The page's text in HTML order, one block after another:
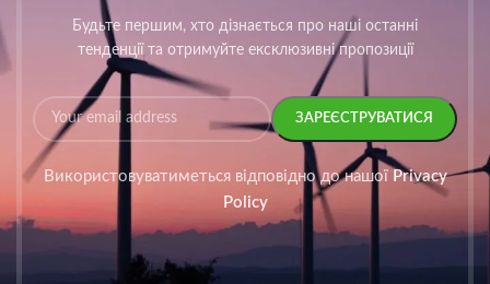
Будьте першим, хто дізнається про наші останні
тенденції та отримуйте ексклюзивні пропозиції
Використовуватиметься відповідно до нашої Privacy
Policy